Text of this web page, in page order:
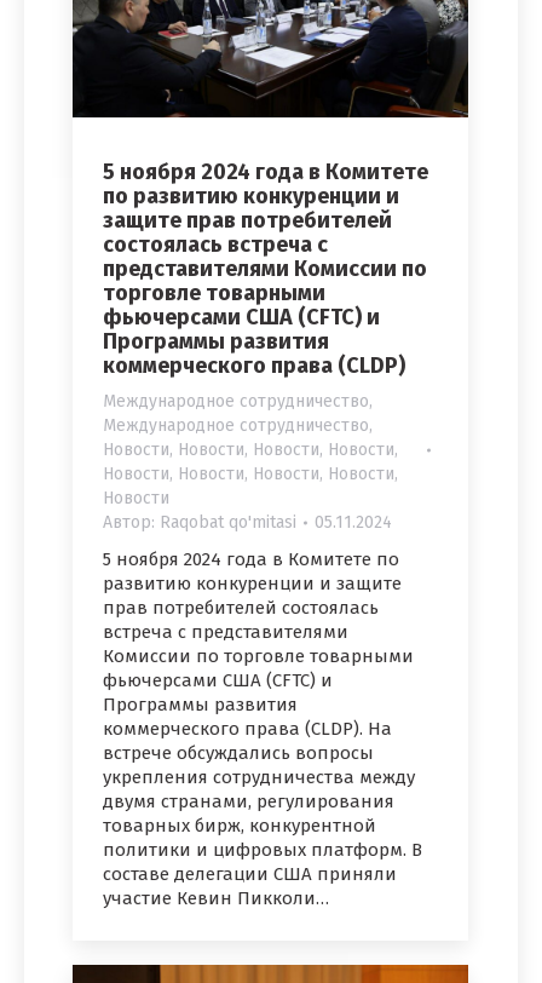
5 ноября 2024 года в Комитете
по развитию конкуренции и
защите прав потребителей
состоялась встреча с
представителями Комиссии по
торговле товарными
фьючерсами США (CFTC) и
Программы развития
коммерческого права (CLDP)
Международное сотрудничество,
Международное сотрудничество,
Новости, Новости, Новости, Новости,
Новости, Новости, Новости, Новости,
Новости
Автор: Raqobat qo'mitasi 05.11.2024
5 ноября 2024 года в Комитете по
развитию конкуренции и защите
прав потребителей состоялась
встреча с представителями
Комиссии по торговле товарными
фьючерсами США (CFTC) и
Программы развития
коммерческого права (CLDP). На
встрече обсуждались вопросы
укрепления сотрудничества между
двумя странами, регулирования
товарных бирж, конкурентной
политики и цифровых платформ. В
составе делегации США приняли
участие Кевин Пикколи…